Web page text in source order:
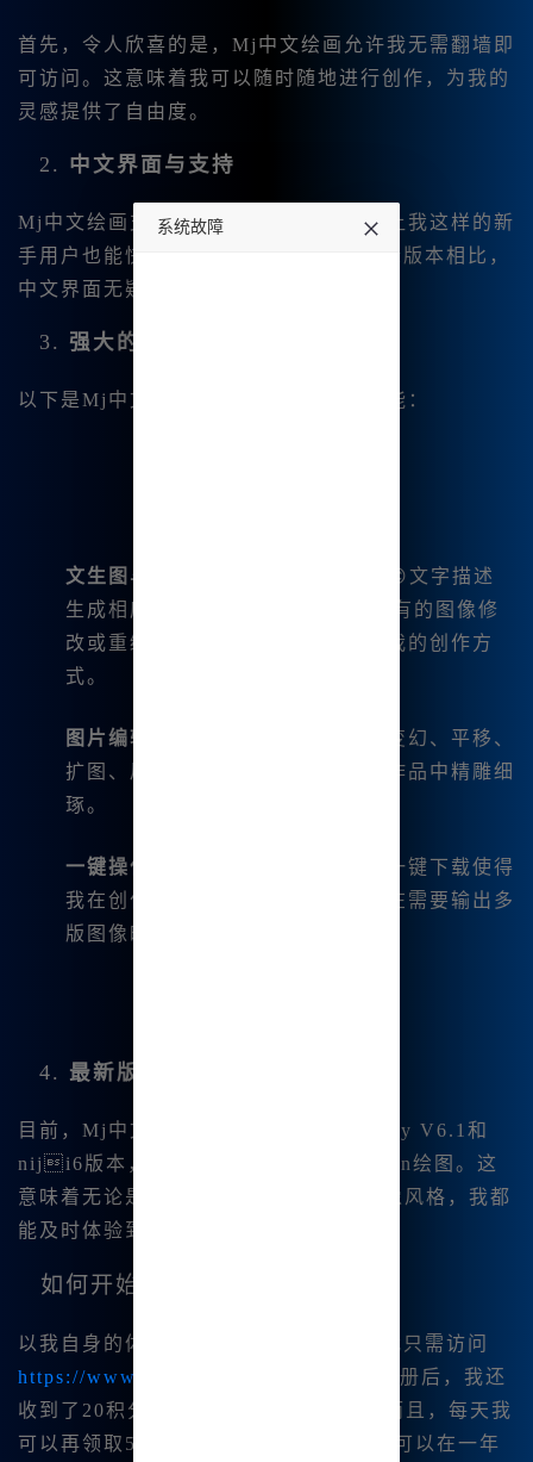
首先，令人欣喜的是，Mj中文绘画允许我无需翻墙即
可访问。这意味着我可以随时随地进行创作，为我的
灵感提供了自由度。
2. 中文界面与支持
Mj中文绘画支持中文输入，界面友好，让我这样的新
手用户也能快速上手。与一些复杂的国际版本相比，
中文界面无疑减少了学习曲线。
3. 强大的功能
以下是Mj中文绘画所支持的一些强大功能：
文生图与图生图
：我可以通过输入😊文字描述
生成相应的图像，|甚至还能根据已有的图像修
改或重绘。这些功能极大地丰富了我的创作方
式。
图片编辑工具
：平台内置了微调、变幻、平移、
扩图、局部重绘等功能，让我能在作品中精雕细
琢。
一键操作
：一些功能如一键分割和一键下载使得
我在创作中能够更加高效，尤其是在需要输出多
版图像时。
4. 最新版本支持
目前，Mj中文绘画已经集成了Midjourney V6.1和
niji6版本，并且支持了Stable-diffusion绘图。这
意味着无论是最新的绘图😊算法还是图像风格，我都
能及时体验到。
如何开始使用Mj中文绘画？
以我自身的体验为例，注册非常简单。我只需访问
https://www.bzu.cn
，便能创建账号。注册后，我还
收到了20积分，足够我进行不少创作。而且，每天我
可以再领取5积分，积累下来的积分让我可以在一年
系统故障